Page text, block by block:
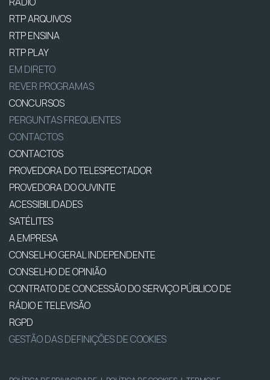
RTP ARQUIVOS
RTP ENSINA
RTP PLAY
EM DIRETO
REVER PROGRAMAS
CONCURSOS
PERGUNTAS FREQUENTES
CONTACTOS
CONTACTOS
PROVEDORA DO TELESPECTADOR
PROVEDORA DO OUVINTE
ACESSIBILIDADES
SATÉLITES
A EMPRESA
CONSELHO GERAL INDEPENDENTE
CONSELHO DE OPINIÃO
CONTRATO DE CONCESSÃO DO SERVIÇO PÚBLICO DE
RÁDIO E TELEVISÃO
RGPD
GESTÃO DAS DEFINIÇÕES DE COOKIES